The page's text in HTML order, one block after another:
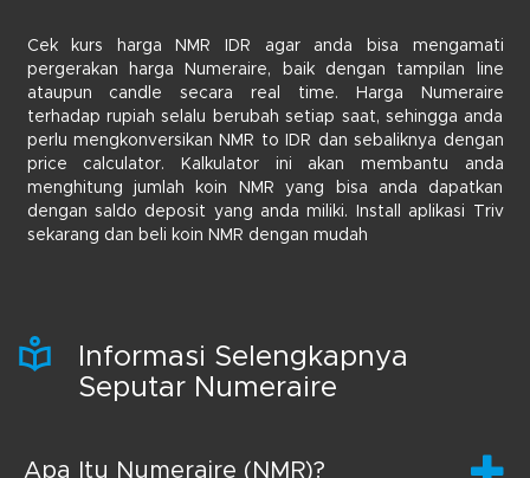
Cek kurs harga NMR IDR agar anda bisa mengamati
pergerakan harga Numeraire, baik dengan tampilan line
ataupun candle secara real time. Harga Numeraire
terhadap rupiah selalu berubah setiap saat, sehingga anda
perlu mengkonversikan NMR to IDR dan sebaliknya dengan
price calculator. Kalkulator ini akan membantu anda
menghitung jumlah koin NMR yang bisa anda dapatkan
dengan saldo deposit yang anda miliki. Install aplikasi Triv
sekarang dan beli koin NMR dengan mudah
Informasi Selengkapnya
Seputar Numeraire
Apa Itu Numeraire (NMR)?